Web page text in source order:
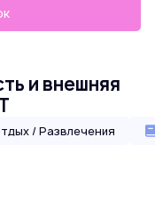
и внешняя
/ Развлечения